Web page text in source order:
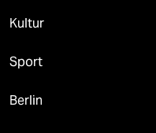
Kultur
Sport
Berlin